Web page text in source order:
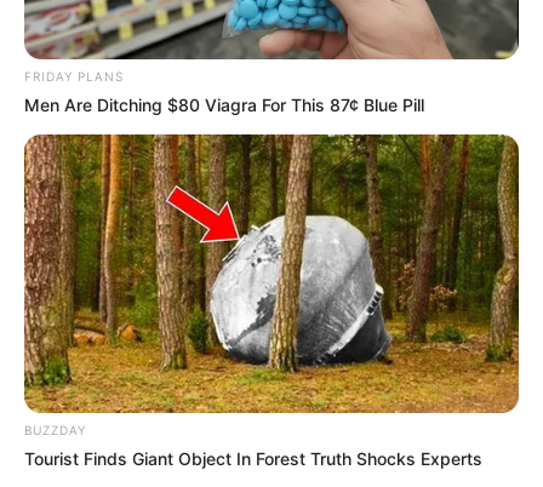
FRIDAY PLANS
Men Are Ditching $80 Viagra For This 87¢ Blue Pill
BUZZDAY
Tourist Finds Giant Object In Forest Truth Shocks Experts